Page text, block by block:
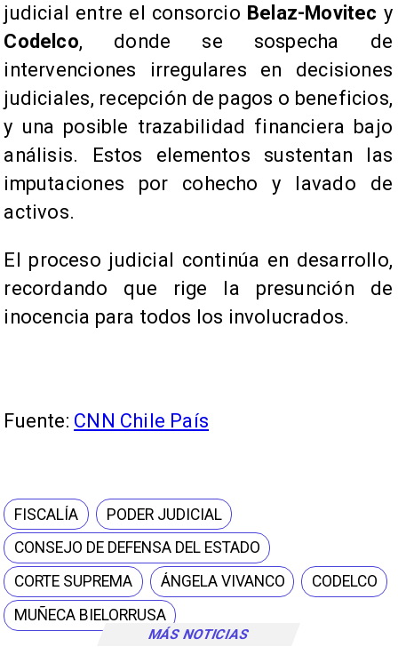
MÁS NOTICIAS
judicial entre el consorcio Belaz-Movitec y
Codelco, donde se sospecha de
intervenciones irregulares en decisiones
judiciales, recepción de pagos o beneficios,
y una posible trazabilidad financiera bajo
análisis. Estos elementos sustentan las
imputaciones por cohecho y lavado de
activos.
El proceso judicial continúa en desarrollo,
recordando que rige la presunción de
inocencia para todos los involucrados.
Fuente: CNN Chile País
FISCALÍA
PODER JUDICIAL
CONSEJO DE DEFENSA DEL ESTADO
CORTE SUPREMA
ÁNGELA VIVANCO
CODELCO
MUÑECA BIELORRUSA